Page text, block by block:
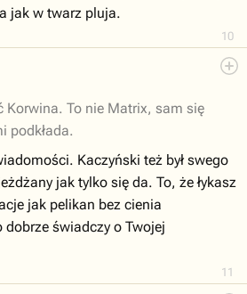
10
jak w twarz pluja.
11
Korwina. To nie Matrix, sam się
podkłada.
Kaczyński też był swego
jak tylko się da. To, że łykasz
jak pelikan bez cienia
świadczy o Twojej